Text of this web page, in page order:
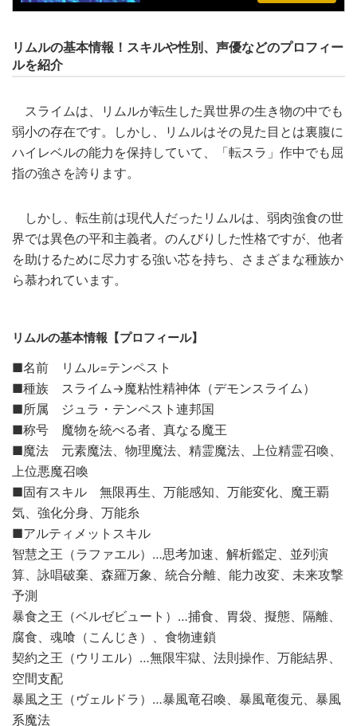
リムルの基本情報！スキルや性別、声優などのプロフィー
ルを紹介
スライムは、リムルが転生した異世界の生き物の中でも
弱小の存在です。しかし、リムルはその見た目とは裏腹に
ハイレベルの能力を保持していて、「転スラ」作中でも屈
指の強さを誇ります。
しかし、転生前は現代人だったリムルは、弱肉強食の世
界では異色の平和主義者。のんびりした性格ですが、他者
を助けるために尽力する強い芯を持ち、さまざまな種族か
ら慕われています。
リムルの基本情報【プロフィール】
■名前 リムル=テンペスト
■種族 スライム→魔粘性精神体（デモンスライム）
■所属 ジュラ・テンペスト連邦国
■称号 魔物を統べる者、真なる魔王
■魔法 元素魔法、物理魔法、精霊魔法、上位精霊召喚、
上位悪魔召喚
■固有スキル 無限再生、万能感知、万能変化、魔王覇
気、強化分身、万能糸
■アルティメットスキル
智慧之王（ラファエル）…思考加速、解析鑑定、並列演
算、詠唱破棄、森羅万象、統合分離、能力改変、未来攻撃
予測
暴食之王（ベルゼビュート）…捕食、胃袋、擬態、隔離、
腐食、魂喰（こんじき）、食物連鎖
契約之王（ウリエル）…無限牢獄、法則操作、万能結界、
空間支配
暴風之王（ヴェルドラ）…暴風竜召喚、暴風竜復元、暴風
系魔法